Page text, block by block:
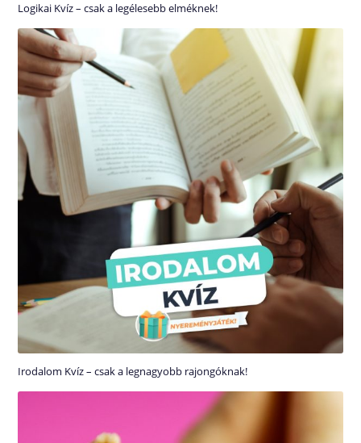
Logikai Kvíz – csak a legélesebb elméknek!
Irodalom Kvíz – csak a legnagyobb rajongóknak!